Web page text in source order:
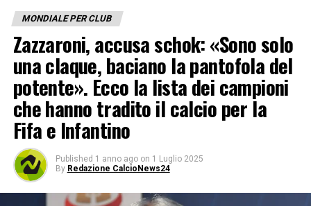
MONDIALE PER CLUB
Zazzaroni, accusa schok: «Sono solo
una claque, baciano la pantofola del
potente». Ecco la lista dei campioni
che hanno tradito il calcio per la
Fifa e Infantino
Published 1 anno ago on 1 Luglio 2025
By Redazione CalcioNews24